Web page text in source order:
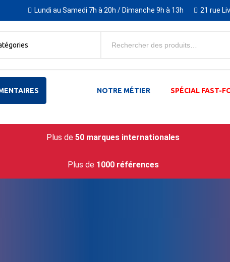
Lundi au Samedi 7h à 20h / Dimanche 9h à 13h 21 rue
SPÉCIAL FAST-
NOTRE MÉTIER
Plus de 50 marques internationales
Plus de 1000 références